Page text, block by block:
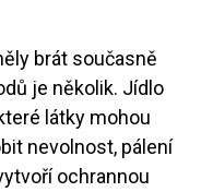
brát současně
je několik. Jídlo
látky mohou
nevolnost, pálení
ochrannou